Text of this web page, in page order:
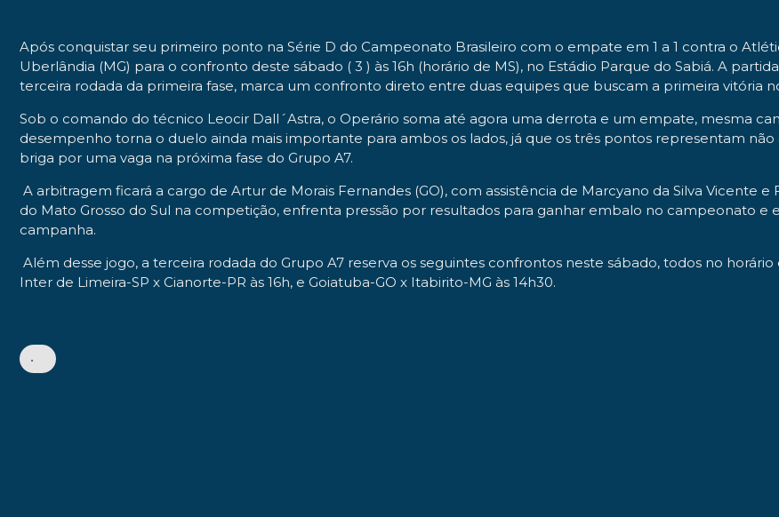
Após conquistar seu primeiro ponto na Série D do Campeonato Brasileiro com o empate em 1 a 1 contra o
Uberlândia (MG) para o confronto deste sábado ( 3 ) às 16h (horário de MS), no Estádio Parque do Sabiá. A
terceira rodada da primeira fase, marca um confronto direto entre duas equipes que buscam a primeira vitória
Sob o comando do técnico Leocir Dall´Astra, o Operário soma até agora uma derrota e um empate, mesma
desempenho torna o duelo ainda mais importante para ambos os lados, já que os três pontos representam
briga por uma vaga na próxima fase do Grupo A7.
A arbitragem ficará a cargo de Artur de Morais Fernandes (GO), com assistência de Marcyano da Silva Vicente
do Mato Grosso do Sul na competição, enfrenta pressão por resultados para ganhar embalo no campeonato e
campanha.
Além desse jogo, a terceira rodada do Grupo A7 reserva os seguintes confrontos neste sábado, todos no horário
Inter de Limeira-SP x Cianorte-PR às 16h, e Goiatuba-GO x Itabirito-MG às 14h30.
•